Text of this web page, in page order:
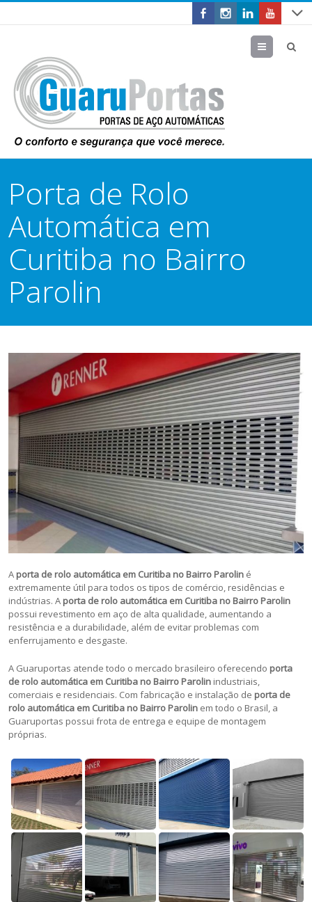
Menu
Porta de Rolo
Automática em
Curitiba no Bairro
Parolin
A porta de rolo automática em Curitiba no Bairro Parolin é
extremamente útil para todos os tipos de comércio, residências e
indústrias. A porta de rolo automática em Curitiba no Bairro Parolin
possui revestimento em aço de alta qualidade, aumentando a
resistência e a durabilidade, além de evitar problemas com
enferrujamento e desgaste.
A Guaruportas atende todo o mercado brasileiro oferecendo porta
de rolo automática em Curitiba no Bairro Parolin industriais,
comerciais e residenciais. Com fabricação e instalação de porta de
rolo automática em Curitiba no Bairro Parolin em todo o Brasil, a
Guaruportas possui frota de entrega e equipe de montagem
próprias.